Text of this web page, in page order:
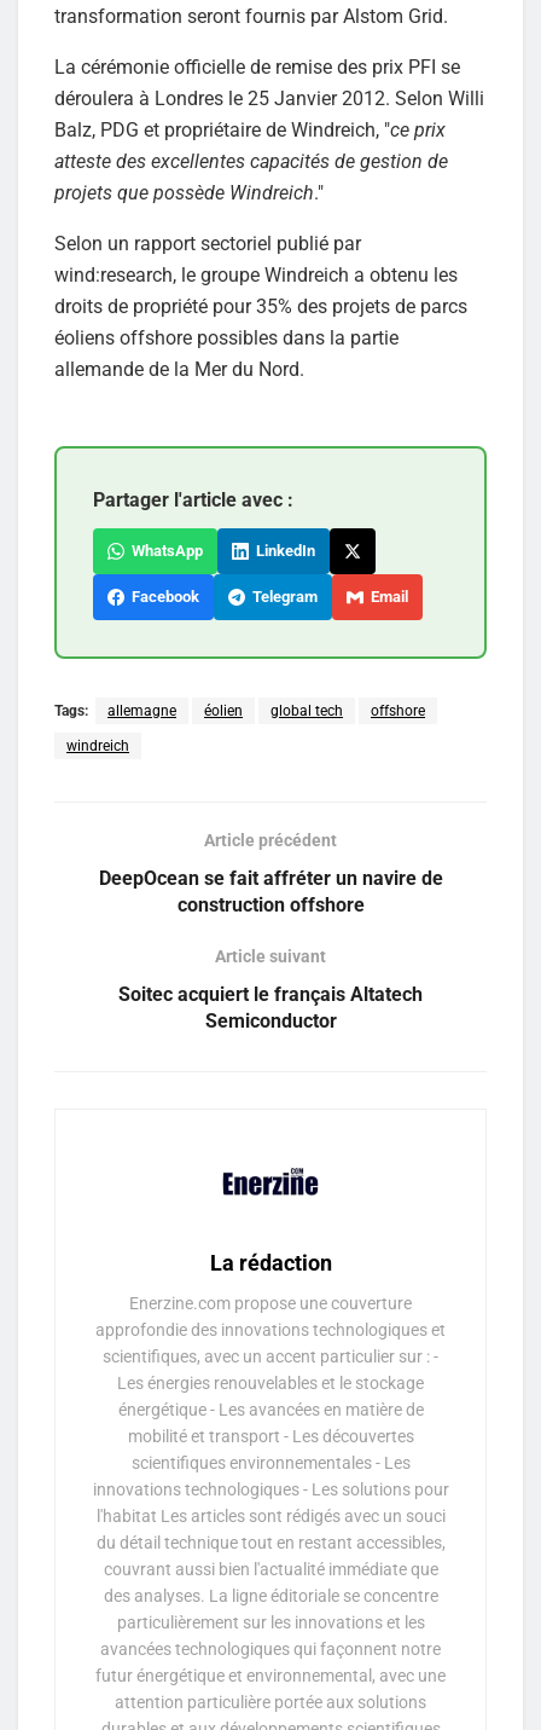
transformation seront fournis par Alstom Grid.
La cérémonie officielle de remise des prix PFI se
déroulera à Londres le 25 Janvier 2012. Selon Willi
Balz, PDG et propriétaire de Windreich, "ce prix
atteste des excellentes capacités de gestion de
projets que possède Windreich."
Selon un rapport sectoriel publié par
wind:research, le groupe Windreich a obtenu les
droits de propriété pour 35% des projets de parcs
éoliens offshore possibles dans la partie
allemande de la Mer du Nord.
Partager l'article avec :
WhatsApp LinkedIn
Facebook Telegram Email
Tags: allemagne éolien global tech offshore
windreich
Article précédent
DeepOcean se fait affréter un navire de
construction offshore
Article suivant
Soitec acquiert le français Altatech
Semiconductor
La rédaction
Enerzine.com propose une couverture
approfondie des innovations technologiques et
scientifiques, avec un accent particulier sur : -
Les énergies renouvelables et le stockage
énergétique - Les avancées en matière de
mobilité et transport - Les découvertes
scientifiques environnementales - Les
innovations technologiques - Les solutions pour
l'habitat Les articles sont rédigés avec un souci
du détail technique tout en restant accessibles,
couvrant aussi bien l'actualité immédiate que
des analyses. La ligne éditoriale se concentre
particulièrement sur les innovations et les
avancées technologiques qui façonnent notre
futur énergétique et environnemental, avec une
attention particulière portée aux solutions